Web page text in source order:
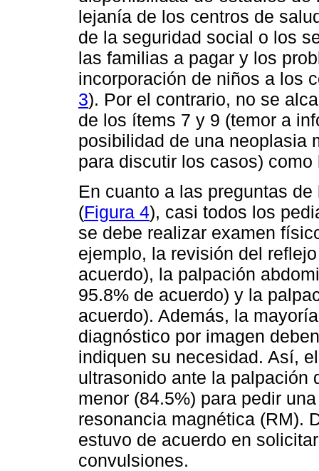
lejanía de los centros de
de la seguridad social o los
las familias a pagar y los
incorporación de niños a los
3). Por el contrario, no se
de los ítems 7 y 9 (temor a
posibilidad de una neoplasia
para discutir los casos)
En cuanto a las preguntas
(Figura 4), casi todos los
se debe realizar examen
ejemplo, la revisión del
acuerdo), la palpación
95.8% de acuerdo) y la
acuerdo). Además, la
diagnóstico por imagen
indiquen su necesidad. Así,
ultrasonido ante la palpación
menor (84.5%) para pedir
resonancia magnética (RM).
estuvo de acuerdo en
convulsiones.